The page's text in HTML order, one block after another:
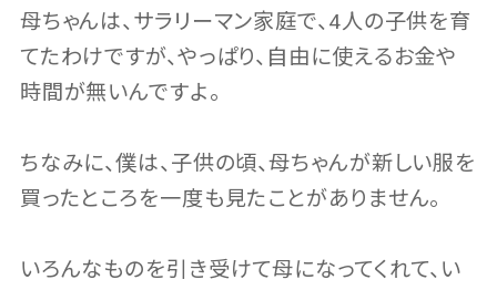
母ちゃんは、サラリーマン家庭で、4人の子供を育
てたわけですが、やっぱり、自由に使えるお金や
時間が無いんですよ。
ちなみに、僕は、子供の頃、母ちゃんが新しい服を
買ったところを一度も見たことがありません。
いろんなものを引き受けて母になってくれて、い